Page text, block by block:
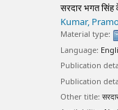
सरदार भगत सिंह
Kumar,
Material type:
Language:
Publication
Publication
Other title: